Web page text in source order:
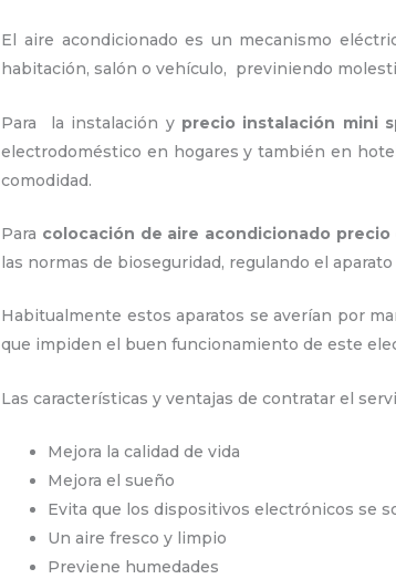
El aire acondicionado es un mecanismo
habitación, salón o vehículo, previniendo
Para la instalación y precio instalación mini
electrodoméstico en hogares y también en
comodidad.
Para colocación de aire acondicionado precio
las normas de bioseguridad, regulando el
Habitualmente estos aparatos se averían por
que impiden el buen funcionamiento de este
Las características y ventajas de contratar el
Mejora la calidad de vida
Mejora el sueño
Evita que los dispositivos electrónicos se
Un aire fresco y limpio
Previene humedades